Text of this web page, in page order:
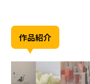
作品紹介